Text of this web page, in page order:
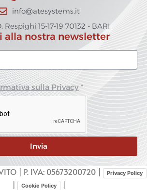
info@atesystems.it
Respighi 15-17-19 70132 - BARI
alla nostra newsletter
sulla Privacy *
Invia
VITO | P. IVA: 05673200720 | Privacy Policy
| Cookie Policy |